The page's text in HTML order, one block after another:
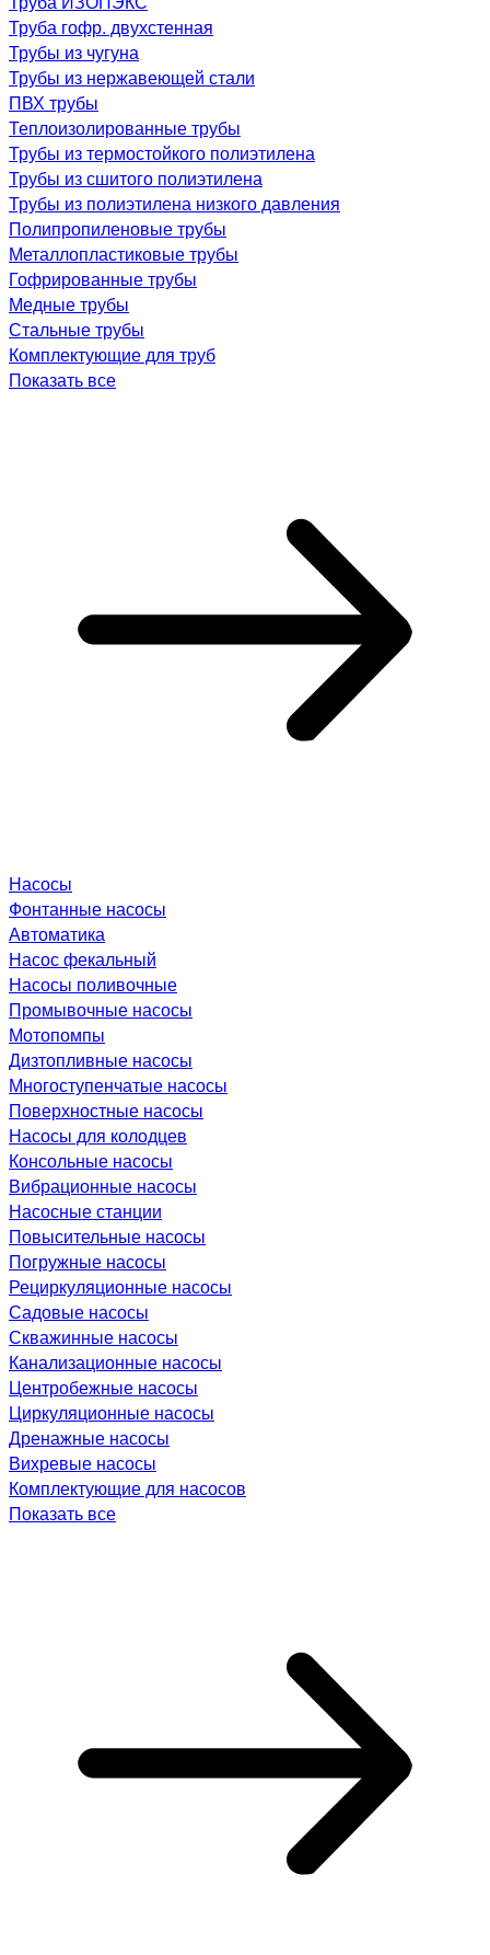
Труба гофр. двухстенная
Трубы из чугуна
Трубы из нержавеющей стали
ПВХ трубы
Теплоизолированные трубы
Трубы из термостойкого полиэтилена
Трубы из сшитого полиэтилена
Трубы из полиэтилена низкого давления
Полипропиленовые трубы
Металлопластиковые трубы
Гофрированные трубы
Медные трубы
Стальные трубы
Комплектующие для труб
Показать все
Насосы
Фонтанные насосы
Автоматика
Насос фекальный
Насосы поливочные
Промывочные насосы
Мотопомпы
Дизтопливные насосы
Многоступенчатые насосы
Поверхностные насосы
Насосы для колодцев
Консольные насосы
Вибрационные насосы
Насосные станции
Повысительные насосы
Погружные насосы
Рециркуляционные насосы
Садовые насосы
Скважинные насосы
Канализационные насосы
Центробежные насосы
Циркуляционные насосы
Дренажные насосы
Вихревые насосы
Комплектующие для насосов
Показать все